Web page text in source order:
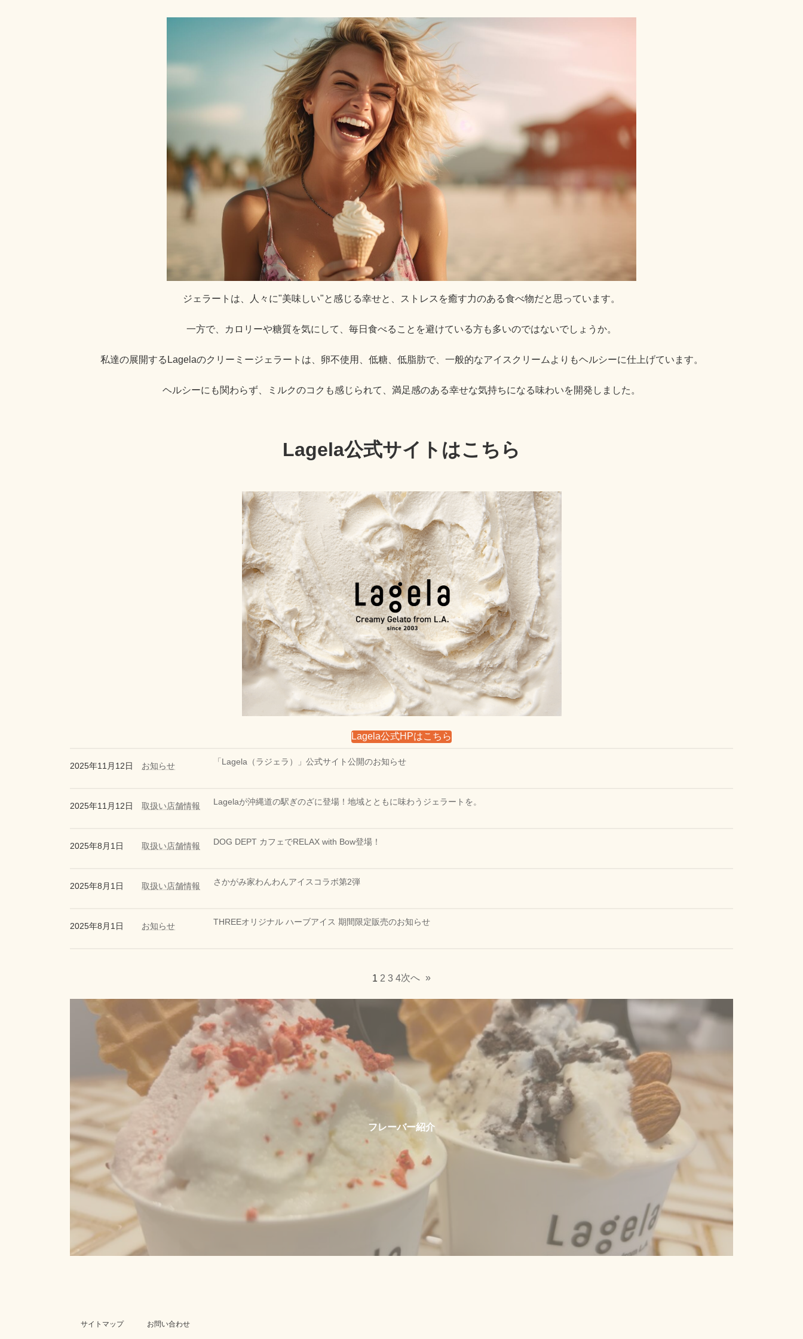
ジェラートは、人々に"美味しい"と感じる幸せと、ストレスを癒す力のある食べ物だと思っています。
一方で、カロリーや糖質を気にして、毎日食べることを避けている方も多いのではないでしょうか。
私達の展開するLagelaのクリーミージェラートは、卵不使用、低糖、低脂肪で、一般的なアイスクリームよりもヘルシーに仕上げています。
ヘルシーにも関わらず、ミルクのコクも感じられて、満足感のある幸せな気持ちになる味わいを開発しました。
Lagela公式サイトはこちら
Lagela公式HPはこちら
2025年11月12日 お知らせ 「Lagela（ラジェラ）」公式サイト公開のお知らせ
2025年11月12日 取扱い店舗情報 Lagelaが沖縄道の駅ぎのざに登場！地域とともに味わうジェラートを。
2025年8月1日 取扱い店舗情報 DOG DEPT カフェでRELAX with Bow登場！
2025年8月1日 取扱い店舗情報 さかがみ家わんわんアイスコラボ第2弾
2025年8月1日 お知らせ THREEオリジナル ハーブアイス 期間限定販売のお知らせ
1 2 3 4次へ »
フレーバー紹介
サイトマップ お問い合わせ